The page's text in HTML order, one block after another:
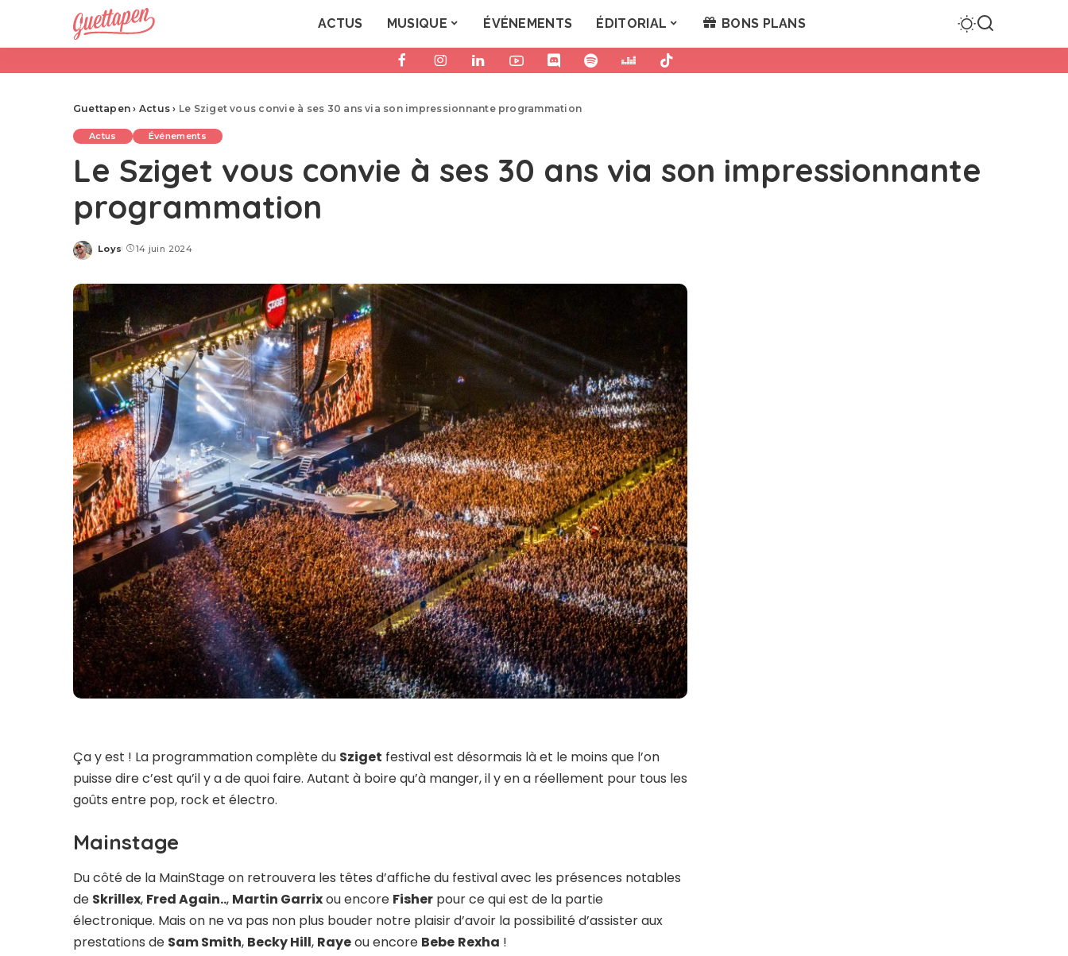
ACTUS MUSIQUE ÉVÉNEMENTS ÉDITORIAL BONS PLANS
Guettapen › Actus › Le Sziget vous convie à ses 30 ans via son impressionnante programmation
Actus Événements
Le Sziget vous convie à ses 30 ans via son impressionnante
programmation
Posted
Loys 14 juin 2024
Ça y est ! La programmation complète du Sziget festival est désormais là et le moins que l’on
puisse dire c’est qu’il y a de quoi faire. Autant à boire qu’à manger, il y en a réellement pour tous les
goûts entre pop, rock et électro.
Mainstage
Du côté de la MainStage on retrouvera les têtes d’affiche du festival avec les présences notables
de Skrillex, Fred Again.., Martin Garrixou encore Fisher pour ce qui est de la partie
électronique. Mais on ne va pas non plus bouder notre plaisir d’avoir la possibilité d’assister aux
prestations de Sam Smith, Becky Hill, Rayeou encore Bebe Rexha !